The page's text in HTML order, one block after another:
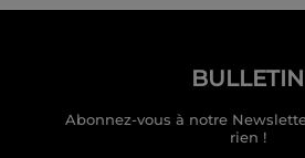
BULLETIN
Abonnez-vous à notre
rien !